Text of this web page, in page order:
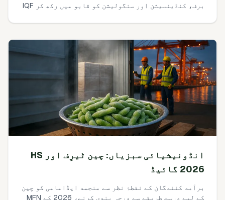
برف، کنڈینسیشن اور سنگولیشن کو قابو میں رکھ کر IQF
—بغیر تھروپٹ قربان کیے۔
انڈونیشیائی سبزیاں: چین ٹیرِف اور HS
2026 گائیڈ
برآمد کنندگان کے نقطۂ نظر سے منجمد ایڈامامی کو چین
کے لیے درست طریقے سے درجہ بندی کرنے، 2026 کے MFN